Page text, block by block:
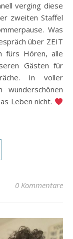
zweiten Staffel
Was
über ZEIT
fürs Hören, alle
Gästen für
In voller
wunderschönen
Leben nicht.
0 Kommentare